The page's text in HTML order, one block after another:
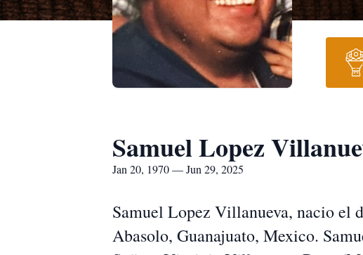
Samuel Lopez
Jan 20, 1970 — Jun 29, 2025
Samuel Lopez Villanueva, nacio el
Abasolo, Guanajuato, Mexico.